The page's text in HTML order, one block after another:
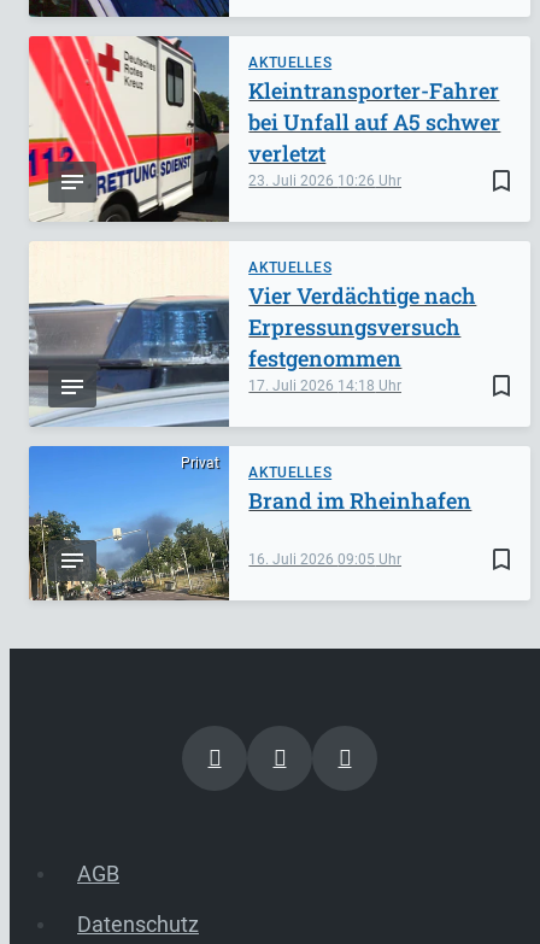
AKTUELLES
bookmark_border
23. Juli 2026 10:26
Kleintransporter-Fahrer
bei Unfall auf A5 schwer
verletzt
AKTUELLES
bookmark_border
17. Juli 2026 14:18
Vier Verdächtige nach
Erpressungsversuch
festgenommen
Privat
AKTUELLES
bookmark_border
16. Juli 202609:05
Brand im Rheinhafen
AGB
Datenschutz